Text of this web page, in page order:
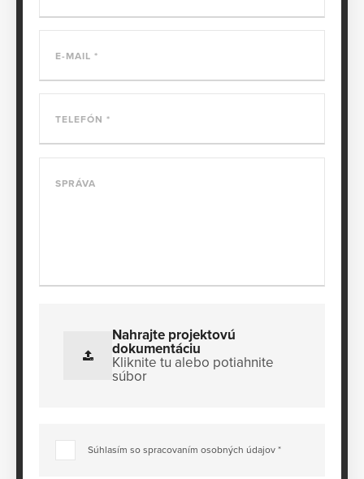
E-MAIL
TELEFÓN
SPRÁVA
Nahrajte projektovú
dokumentáciu
Kliknite tu alebo potiahnite
súbor
Súhlasím so spracovaním osobných údajov *